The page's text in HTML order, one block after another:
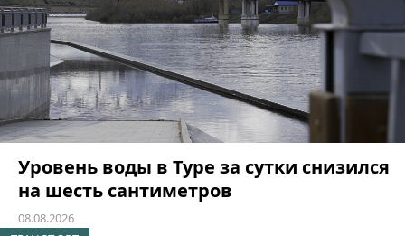
Уровень воды в Туре за сутки снизился
на шесть сантиметров
08.08.2026